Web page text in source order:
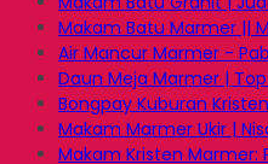
Makam Batu Marmer ||
Air Mancur Marmer -
Daun Meja Marmer |
Bongpay Kuburan
Makam Marmer Ukir |
Makam Kristen Marmer: